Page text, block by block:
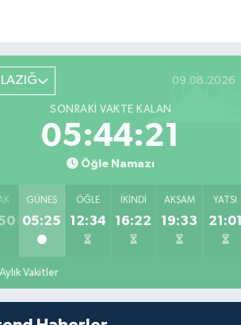
09.08.2026
SONRAKI VAKTE KALAN
05:44:20
Öğle Namazı
GÜNEŞ
05:25
ÖĞLE
12:34
İKINDI
16:22
AKŞAM
19:33
YATSI
21:01
Aylık Vakitler